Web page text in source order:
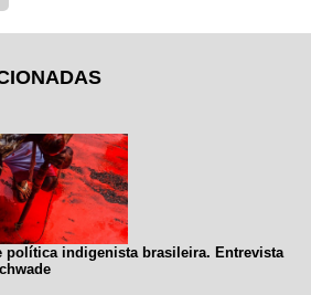
política indigenista brasileira. Entrevista